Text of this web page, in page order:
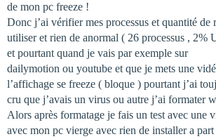
de mon pc freeze !
Donc j’ai vérifier mes processus et quantité de
utiliser et rien de anormal ( 26 processus , 2%
et pourtant quand je vais par exemple sur
dailymotion ou youtube et que je mets une
l’affichage se freeze ( bloque ) pourtant j’ai
cru que j’avais un virus ou autre j’ai formater
Alors après formatage je fais un test avec une
avec mon pc vierge avec rien de installer a